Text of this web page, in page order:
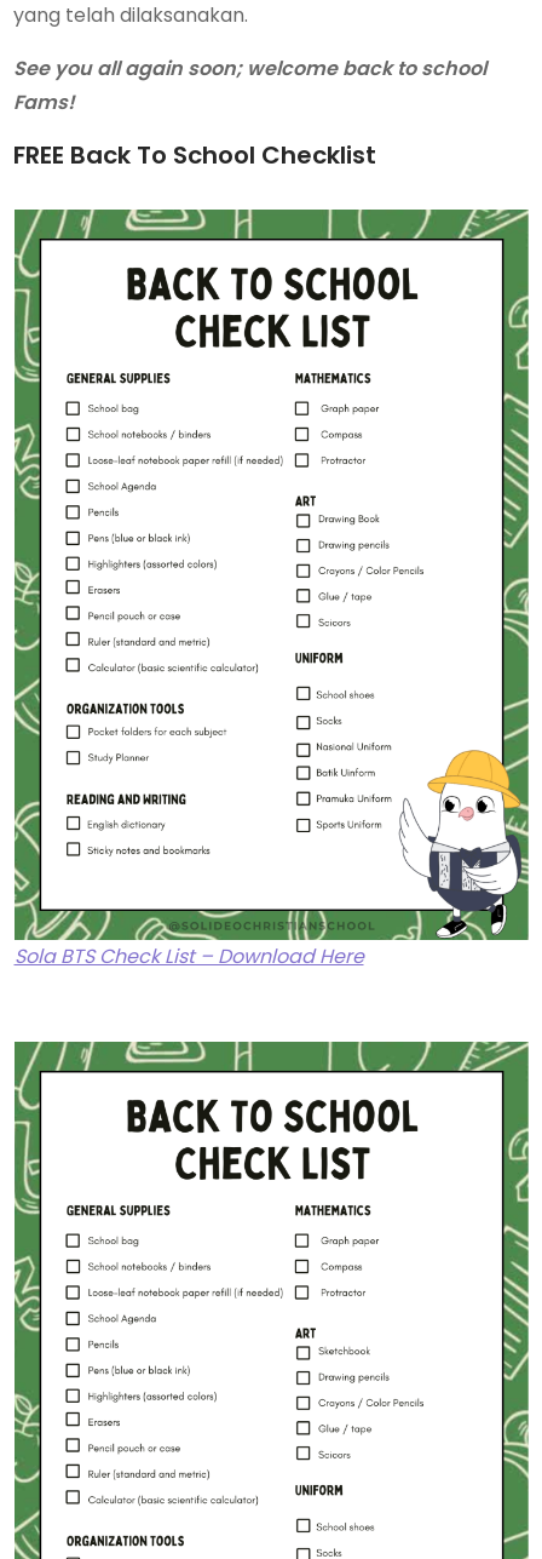
yang telah dilaksanakan.
See you all again soon; welcome back to school
Fams!
FREE Back To School Checklist
Sola BTS Check List – Download Here